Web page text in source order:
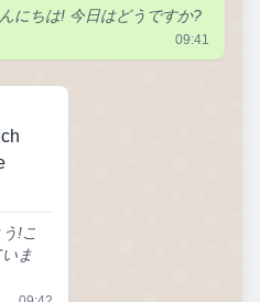
にちは! 今日はどうですか?
09:41
!こ
ま